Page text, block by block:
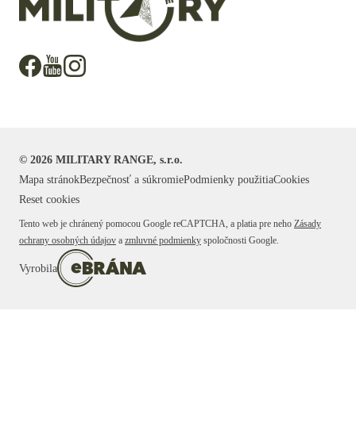
© 2026 MILITARY RANGE, s.r.o.
Mapa stránokBezpečnosť a súkromiePodmienky použitiaCookies
Reset cookies
Tento web je chránený pomocou Google reCAPTCHA, a platia pre neho Zásady
ochrany osobných údajov a zmluvné podmienky spoločnosti Google.
Vyrobila